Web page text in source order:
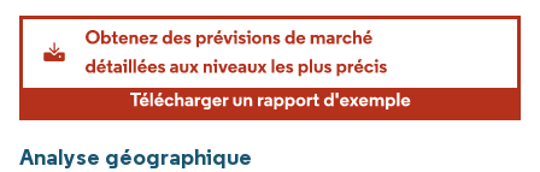
Analyse géographique